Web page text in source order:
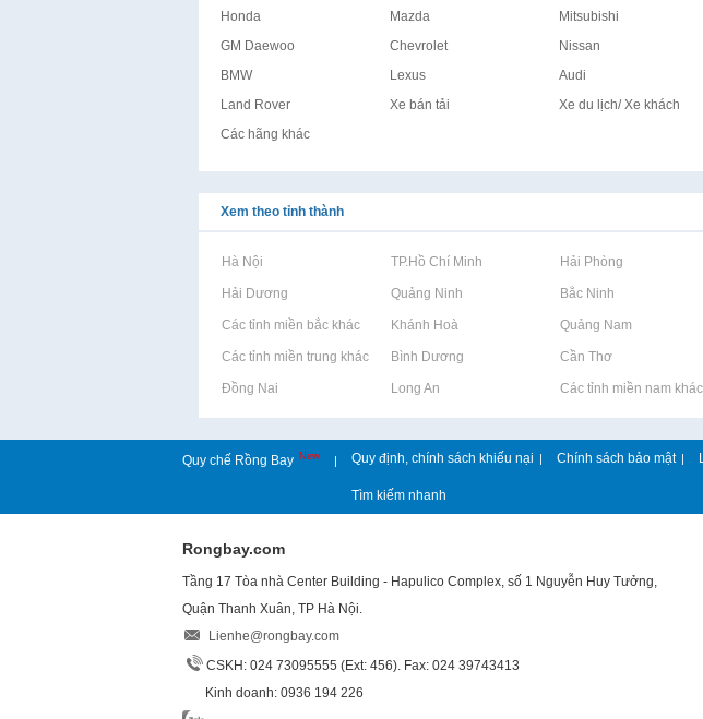
Honda
Mazda Mitsubishi
GM Daewoo
Chevrolet Nissan
BMW
Lexus Audi
Land Rover
Xe bán tải Xe du lịch/ Xe khách
Các hãng khác
Xem theo tỉnh thành
Rao vặt tại Hà Nội Rao vặt tại TP.Hồ Chí Minh Rao vặt tại Hải Phòng Rao
Rao vặt tại Hải Dương Rao vặt tại Quảng Ninh Rao vặt tại Bắc Ninh Rao
Rao vặt tại Các tỉnh miền bắc khácRao vặt tại Khánh Hoà Rao vặt tại Quảng Nam Rao
Rao vặt tại Các tỉnh miền trung khácRao vặt tại Bình Dương Rao vặt tại Cần Thơ Rao
Rao vặt tại Đồng Nai Rao vặt tại Long An Rao vặt tại Các tỉnh miền nam khác
Quy chế Rồng Bay New | Quy định, chính sách khiếu nại | Chính sách bảo mật |
Tìm kiếm nhanh
Rongbay.com
Tầng 17 Tòa nhà Center Building - Hapulico Complex, số 1 Nguyễn Huy Tưởng,
Quận Thanh Xuân, TP Hà Nội.
Lienhe@rongbay.com
CSKH: 024 73095555 (Ext: 456). Fax: 024 39743413
Kinh doanh: 0936 194 226